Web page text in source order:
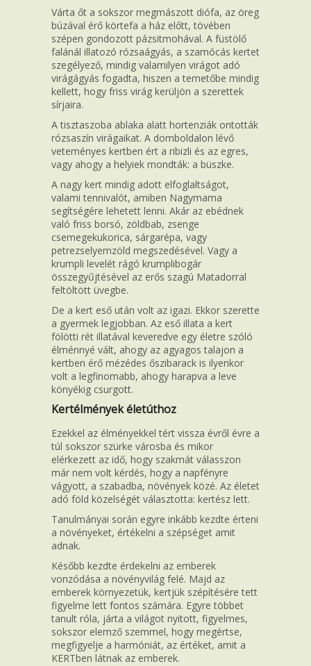
Várta őt a sokszor megmászott diófa, az öreg
búzával érő körtefa a ház előtt, tövében
szépen gondozott pázsitmohával. A füstölő
falánál illatozó rózsaágyás, a szamócás kertet
szegélyező, mindig valamilyen virágot adó
virágágyás fogadta, hiszen a temetőbe mindig
kellett, hogy friss virág kerüljön a szerettek
sírjaira.
A tisztaszoba ablaka alatt hortenziák ontották
rózsaszín virágaikat. A domboldalon lévő
veteményes kertben ért a ribizli és az egres,
vagy ahogy a helyiek mondták: a büszke.
A nagy kert mindig adott elfoglaltságot,
valami tennivalót, amiben Nagymama
segítségére lehetett lenni. Akár az ebédnek
való friss borsó, zöldbab, zsenge
csemegekukorica, sárgarépa, vagy
petrezselyemzöld megszedésével. Vagy a
krumpli levelét rágó krumplibogár
összegyűjtésével az erős szagú Matadorral
feltöltött üvegbe.
De a kert eső után volt az igazi. Ekkor szerette
a gyermek legjobban. Az eső illata a kert
fölötti rét illatával keveredve egy életre szóló
élménnyé vált, ahogy az agyagos talajon a
kertben érő mézédes őszibarack is ilyenkor
volt a legfinomabb, ahogy harapva a leve
könyékig csurgott.
Kertélmények életúthoz
Ezekkel az élményekkel tért vissza évről évre a
túl sokszor szürke városba és mikor
elérkezett az idő, hogy szakmát válasszon
már nem volt kérdés, hogy a napfényre
vágyott, a szabadba, növények közé. Az életet
adó föld közelségét választotta: kertész lett.
Tanulmányai során egyre inkább kezdte érteni
a növényeket, értékelni a szépséget amit
adnak.
Később kezdte érdekelni az emberek
vonzódása a növényvilág felé. Majd az
emberek környezetük, kertjük szépítésére tett
figyelme lett fontos számára. Egyre többet
tanult róla, járta a világot nyitott, figyelmes,
sokszor elemző szemmel, hogy megértse,
megfigyelje a harmóniát, az értéket, amit a
KERTben látnak az emberek.